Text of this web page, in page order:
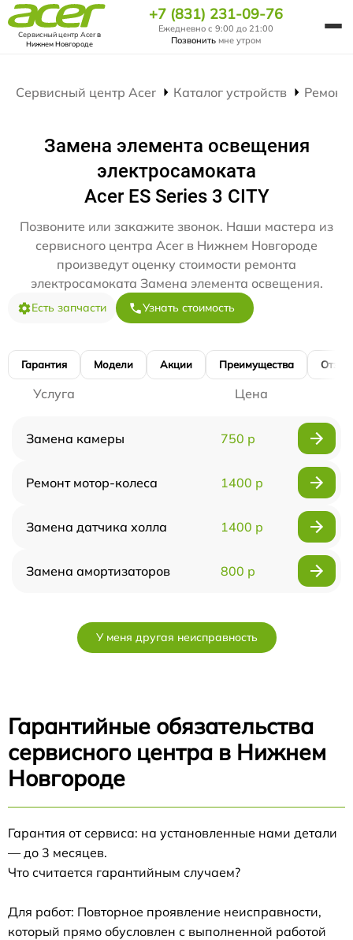
Сервисный центр Acerв
Нижнем Новгороде
+7 (831) 231-09-76
Ежедневно с 9:00 до 21:00
Позвонить мне утром
Сервисный центр Acer Каталог устройств Ремонт
Замена элемента освещения
электросамоката
Acer ES Series 3 CITY
Позвоните или закажите звонок. Наши мастера из
сервисного центра Acer в Нижнем Новгороде
произведут оценку стоимости ремонта
электросамоката Замена элемента освещения.
Есть запчасти Узнать стоимость
Гарантия Модели Акции Преимущества
Услуга Цена
Замена камеры 750 р
Ремонт мотор-колеса 1400 р
Замена датчика холла 1400 р
Замена амортизаторов 800 р
У меня другая неисправность
Гарантийные обязательства
сервисного центра в Нижнем
Новгороде
Гарантия от сервиса: на установленные нами детали
— до 3 месяцев.
Что считается гарантийным случаем?
Для работ: Повторное проявление неисправности,
который прямо обусловлен с выполненной работой